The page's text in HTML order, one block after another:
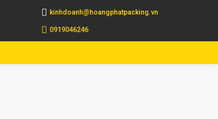
kinhdoanh@hoangphatpacking.vn
0919046246